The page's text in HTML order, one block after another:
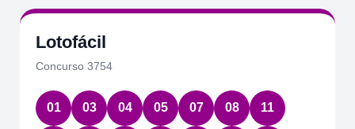
Lotofácil
Concurso 3754
01 03 04 05 07 08 11